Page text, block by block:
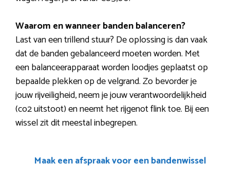
Waarom en wanneer banden balanceren?
Last van een trillend stuur? De oplossing is dan vaak
dat de banden gebalanceerd moeten worden. Met
een balanceerapparaat worden loodjes geplaatst op
bepaalde plekken op de velgrand. Zo bevorder je
jouw rijveiligheid, neem je jouw verantwoordelijkheid
(co2 uitstoot) en neemt het rijgenot flink toe. Bij een
wissel zit dit meestal inbegrepen.
Maak een afspraak voor een bandenwissel